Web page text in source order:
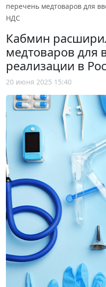
перечень медтоваров для
НДС
Кабмин
медтоваров для
реализации в
20 июня 2025 15:40